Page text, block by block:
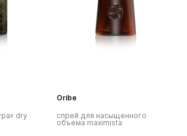
R+Co
глубокое погружение
увлажняющий крем для